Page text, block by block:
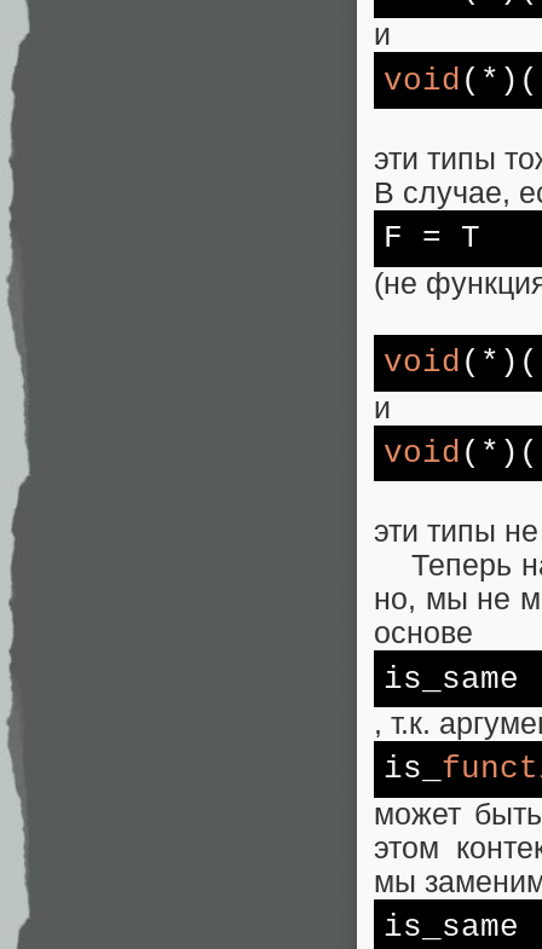
и
void (*)(
эти типы
В случае,
F = T
(не
void
и
void
эти типы
Теперь
но, мы не
основе
is_same
, т.к.
is_
может
этом
мы
is_same